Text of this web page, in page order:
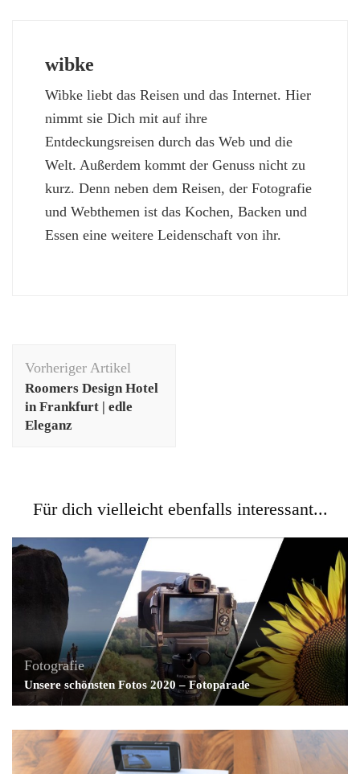
wibke
Wibke liebt das Reisen und das Internet. Hier
nimmt sie Dich mit auf ihre
Entdeckungsreisen durch das Web und die
Welt. Außerdem kommt der Genuss nicht zu
kurz. Denn neben dem Reisen, der Fotografie
und Webthemen ist das Kochen, Backen und
Essen eine weitere Leidenschaft von ihr.
Vorheriger Artikel
Roomers Design Hotel
in Frankfurt | edle
Eleganz
Für dich vielleicht ebenfalls interessant...
Fotografie
Unsere schönsten Fotos 2020 – Fotoparade